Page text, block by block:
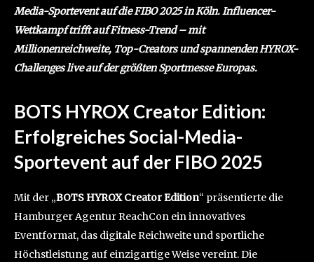
Media-Sportevent auf die FIBO 2025 in Köln. Influencer-
Wettkampf trifft auf Fitness-Trend – mit
Millionenreichweite, Top-Creators und spannenden HYROX-
Challenges live auf der größten Sportmesse Europas.
BOTS HYROX Creator Edition:
Erfolgreiches Social-Media-
Sportevent auf der FIBO 2025
Mit der „BOTS HYROX Creator Edition“ präsentierte die
Hamburger Agentur ReachCon ein innovatives
Eventformat, das digitale Reichweite und sportliche
Höchstleistung auf einzigartige Weise vereint. Die